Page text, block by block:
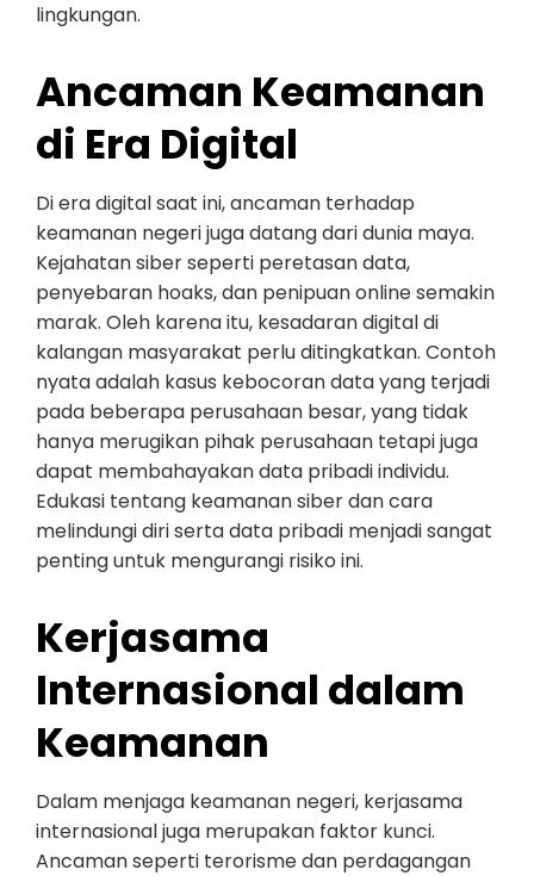
lingkungan.
Ancaman Keamanan
di Era Digital
Di era digital saat ini, ancaman terhadap
keamanan negeri juga datang dari dunia maya.
Kejahatan siber seperti peretasan data,
penyebaran hoaks, dan penipuan online semakin
marak. Oleh karena itu, kesadaran digital di
kalangan masyarakat perlu ditingkatkan. Contoh
nyata adalah kasus kebocoran data yang terjadi
pada beberapa perusahaan besar, yang tidak
hanya merugikan pihak perusahaan tetapi juga
dapat membahayakan data pribadi individu.
Edukasi tentang keamanan siber dan cara
melindungi diri serta data pribadi menjadi sangat
penting untuk mengurangi risiko ini.
Kerjasama
Internasional dalam
Keamanan
Dalam menjaga keamanan negeri, kerjasama
internasional juga merupakan faktor kunci.
Ancaman seperti terorisme dan perdagangan